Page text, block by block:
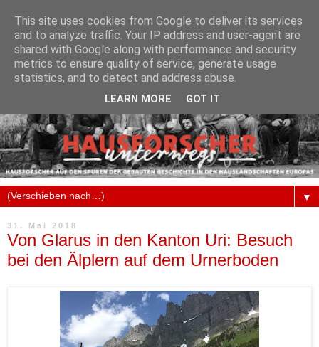
▼
31. Mai 2018
Von Glarus in den Kanton Uri: Besuch
bei den Älplern auf dem Urnerboden
This site uses cookies from Google to deliver its services
and to analyze traffic. Your IP address and user-agent are
shared with Google along with performance and security
metrics to ensure quality of service, generate usage
statistics, and to detect and address abuse.
LEARN MORE GOT IT